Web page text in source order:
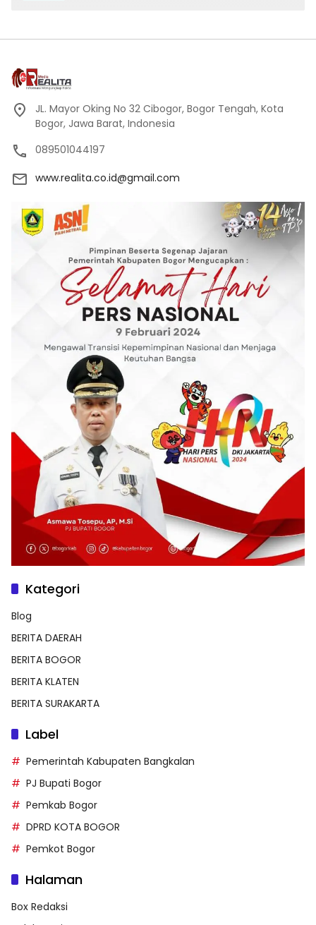
JL. Mayor Oking No 32 Cibogor, Bogor Tengah, Kota
Bogor, Jawa Barat, Indonesia
089501044197
www.realita.co.id@gmail.com
Kategori
Blog
BERITA DAERAH
BERITA BOGOR
BERITA KLATEN
BERITA SURAKARTA
Label
Pemerintah Kabupaten Bangkalan
PJ Bupati Bogor
Pemkab Bogor
DPRD KOTA BOGOR
Pemkot Bogor
Halaman
Box Redaksi